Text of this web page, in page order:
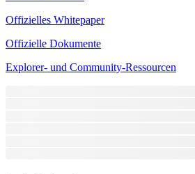
Offizielles Whitepaper
Offizielle Dokumente
Explorer- und Community-Ressourcen